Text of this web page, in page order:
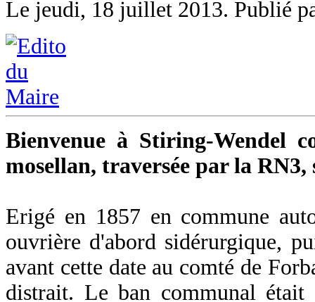
Le jeudi, 18 juillet 2013. Publié
Bienvenue à Stiring-Wendel
mosellan, traversée par la
Erigé en 1857 en commune
ouvrière d'abord sidérurgique,
avant cette date au comté de
distrait. Le ban communal était